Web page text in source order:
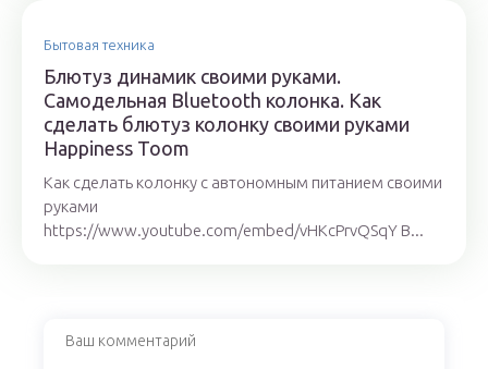
Бытовая техника
Блютуз динамик своими руками.
Самодельная Bluetooth колонка. Как
сделать блютуз колонку своими руками
Happiness Toom
Как сделать колонку с автономным питанием своими
руками
https://www.youtube.com/embed/vHKcPrvQSqY В...